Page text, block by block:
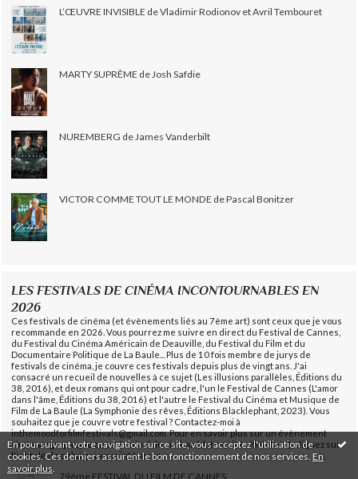
En poursuivant votre navigation sur ce site, vous acceptez l'utilisation de
cookies. Ces derniers assurent le bon fonctionnement de nos services. En
savoir plus
L’ŒUVRE INVISIBLE de Vladimir Rodionov et Avril Tembouret
MARTY SUPRÊME de Josh Safdie
NUREMBERG de James Vanderbilt
VICTOR COMME TOUT LE MONDE de Pascal Bonitzer
LES FESTIVALS DE CINÉMA INCONTOURNABLES EN
2026
Ces festivals de cinéma (et évènements liés au 7ème art) sont ceux que je vous
recommande en 2026. Vous pourrez me suivre en direct du Festival de Cannes,
du Festival du Cinéma Américain de Deauville, du Festival du Film et du
Documentaire Politique de La Baule... Plus de 10 fois membre de jurys de
festivals de cinéma, je couvre ces festivals depuis plus de vingt ans. J'ai
consacré un recueil de nouvelles à ce sujet (Les illusions parallèles, Éditions du
38, 2016), et deux romans qui ont pour cadre, l'un le Festival de Cannes (L'amor
dans l'âme, Éditions du 38, 2016) et l'autre le Festival du Cinéma et Musique de
Film de La Baule (La Symphonie des rêves, Éditions Blacklephant, 2023). Vous
souhaitez que je couvre votre festival ? Contactez-moi à
inthemoodforfilmfestivals@gmail.com. Pour en savoir plus sur un évènement
cinématographique ou un festival de cinéma (dates, site officiel etc), cliquez sur
l'intitulé de celui qui vous intéresse.
79ème FESTIVAL DU FILM DE CANNES